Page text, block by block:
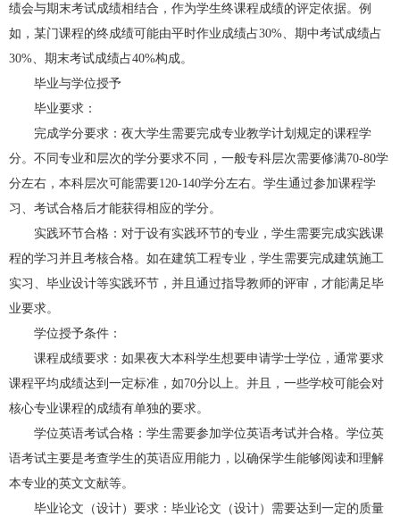
绩会与期末考试成绩相结合，作为学生终课程成绩的评定依据。例
如，某门课程的终成绩可能由平时作业成绩占30%、期中考试成绩占
30%、期末考试成绩占40%构成。
毕业与学位授予
毕业要求：
完成学分要求：夜大学生需要完成专业教学计划规定的课程学
分。不同专业和层次的学分要求不同，一般专科层次需要修满70-80学
分左右，本科层次可能需要120-140学分左右。学生通过参加课程学
习、考试合格后才能获得相应的学分。
实践环节合格：对于设有实践环节的专业，学生需要完成实践课
程的学习并且考核合格。如在建筑工程专业，学生需要完成建筑施工
实习、毕业设计等实践环节，并且通过指导教师的评审，才能满足毕
业要求。
学位授予条件：
课程成绩要求：如果夜大本科学生想要申请学士学位，通常要求
课程平均成绩达到一定标准，如70分以上。并且，一些学校可能会对
核心专业课程的成绩有单独的要求。
学位英语考试合格：学生需要参加学位英语考试并合格。学位英
语考试主要是考查学生的英语应用能力，以确保学生能够阅读和理解
本专业的英文文献等。
毕业论文（设计）要求：毕业论文（设计）需要达到一定的质量